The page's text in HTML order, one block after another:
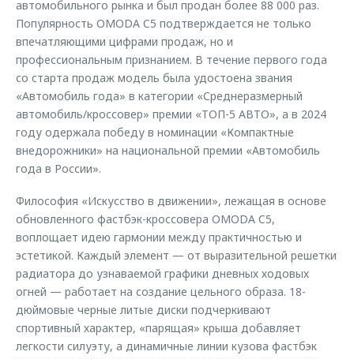
автомобильного рынка и был продан более 88 000 раз.
Популярность OMODA C5 подтверждается не только
впечатляющими цифрами продаж, но и
профессиональным признанием. В течение первого года
со старта продаж модель была удостоена звания
«Автомобиль года» в категории «Среднеразмерный
автомобиль/кроссовер» премии «ТОП-5 АВТО», а в 2024
году одержала победу в номинации «Компактные
внедорожники» на национальной премии «Автомобиль
года в России».
Философия «Искусство в движении», лежащая в основе
обновленного фастбэк-кроссовера OMODA C5,
воплощает идею гармонии между практичностью и
эстетикой. Каждый элемент — от выразительной решетки
радиатора до узнаваемой графики дневных ходовых
огней — работает на создание цельного образа. 18-
дюймовые черные литые диски подчеркивают
спортивный характер, «парящая» крыша добавляет
легкости силуэту, а динамичные линии кузова фастбэк